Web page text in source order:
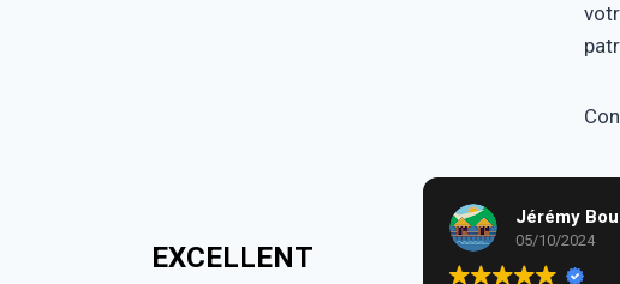
EXCELLENT
Jérémy
05/10/2024